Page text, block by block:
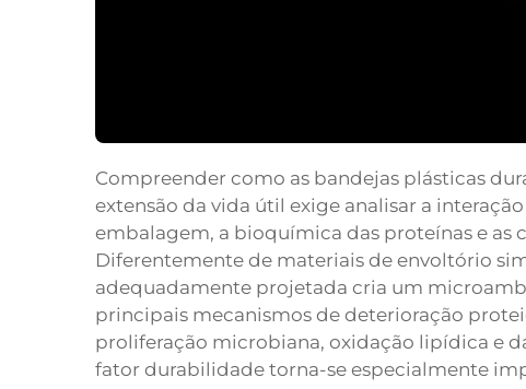
Compreender como as bandejas plásticas
extensão da vida útil exige analisar a
embalagem, a bioquímica das proteínas e as
Diferentemente de materiais de envoltório
adequadamente projetada cria um
principais mecanismos de deterioração
proliferação microbiana, oxidação lipídica e
fator durabilidade torna-se especialmente